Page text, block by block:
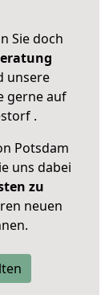
Sie doch
unsere
gerne auf
.
Potsdam
uns dabei
zu
neuen